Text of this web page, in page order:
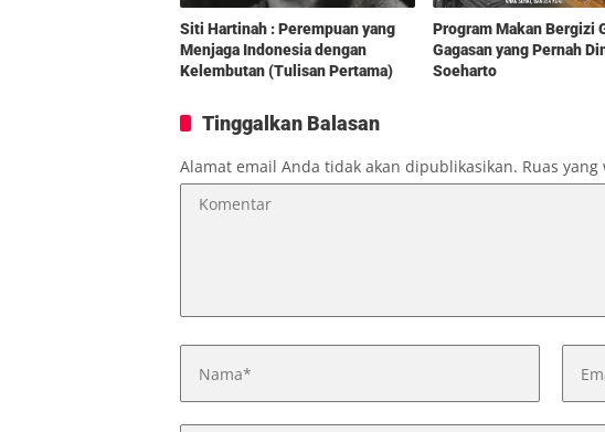
Siti Hartinah : Perempuan yang
Menjaga Indonesia dengan
Kelembutan (Tulisan Pertama)
Program Makan Bergizi
Gagasan yang Pernah
Soeharto
Tinggalkan Balasan
Alamat email Anda tidak akan dipublikasikan. Ruas